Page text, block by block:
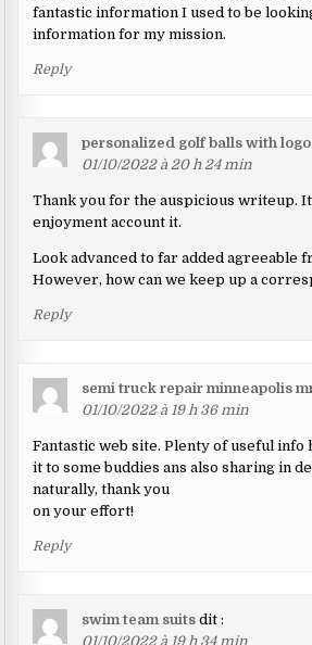
fantastic information I used to be
information for my mission.
Reply
personalized golf balls with logo
01/10/2022 à 20 h 24 min
Thank you for the auspicious writeup.
enjoyment account it.
Look advanced to far added agreeable
However, how can we keep up a
Reply
semi truck repair minneapolis
01/10/2022 à 19 h 36 min
Fantastic web site. Plenty of useful info
it to some buddies ans also sharing in
naturally, thank you
on your effort!
Reply
swim team suits dit :
01/10/2022 à 19 h 34 min